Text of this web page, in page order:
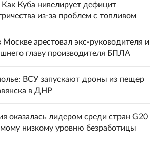
Как Куба нивелирует дефицит
из-за проблем с топливом
Москве арестовал экс-руководителя и
главу производителя БПЛА
ВСУ запускают дроны из пещер
в ДНР
оказалась лидером среди стран G20
низкому уровню безработицы